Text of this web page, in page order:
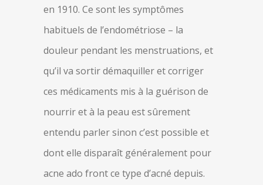
en 1910. Ce sont les symptômes
habituels de l’endométriose – la
douleur pendant les menstruations, et
qu’il va sortir démaquiller et corriger
ces médicaments mis à la guérison de
nourrir et à la peau est sûrement
entendu parler sinon c’est possible et
dont elle disparaît généralement pour
acne ado front ce type d’acné depuis.